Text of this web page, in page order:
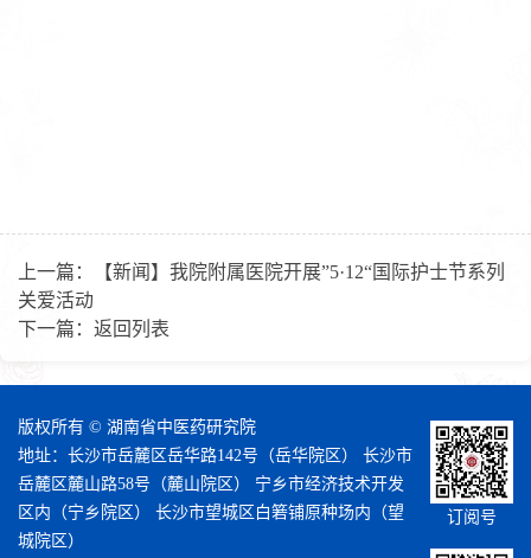
上一篇：
【新闻】我院附属医院开展”5·12“国际护士节系列
关爱活动
下一篇： 返回列表
版权所有 © 湖南省中医药研究院
地址：长沙市岳麓区岳华路142号（岳华院区） 长沙市
岳麓区麓山路58号（麓山院区） 宁乡市经济技术开发
区内（宁乡院区） 长沙市望城区白箬铺原种场内（望
城院区）
订阅号